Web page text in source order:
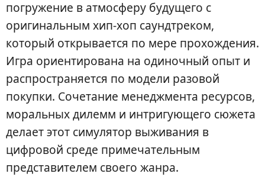
погружение в атмосферу будущего с
оригинальным хип-хоп саундтреком,
который открывается по мере прохождения.
Игра ориентирована на одиночный опыт и
распространяется по модели разовой
покупки. Сочетание менеджмента ресурсов,
моральных дилемм и интригующего сюжета
делает этот симулятор выживания в
цифровой среде примечательным
представителем своего жанра.